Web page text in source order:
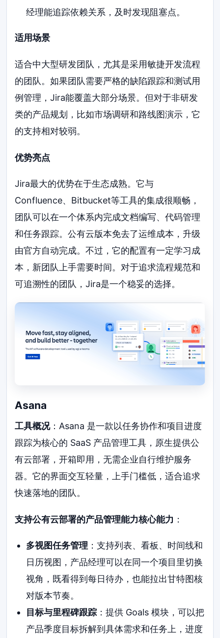
经理能追踪依赖关系，及时发现阻塞点。
适用场景
适合中大型研发团队，尤其是采用敏捷开发流程
的团队。如果团队需要严格的缺陷跟踪和测试用
例管理，Jira能覆盖大部分场景。但对于非研发
类的产品规划，比如市场调研和路线图演示，它
的支持相对较弱。
优势亮点
Jira最大的优势在于生态成熟。它与
Confluence、Bitbucket等工具的集成很顺畅，
团队可以在一个体系内完成文档编写、代码管理
和任务跟踪。公有云版本免去了运维成本，升级
由官方自动完成。不过，它的配置有一定学习成
本，新团队上手需要时间。对于追求流程规范和
可追溯性的团队，Jira是一个稳妥的选择。
Asana
工具概况：Asana 是一款以任务协作和项目进度
跟踪为核心的 SaaS 产品管理工具，原生提供公
有云部署，开箱即用，无需企业自行维护服务
器。它的界面交互轻量，上手门槛低，适合追求
快速落地的团队。
支持公有云部署的产品管理能力核心能力 ：
多视图任务管理 ：支持列表、看板、时间线和
日历视图，产品经理可以在同一个项目里切换
视角，既看得到每日待办，也能拉出甘特图核
对版本节奏。
目标与里程碑跟踪：提供 Goals 模块，可以把
产品季度目标拆解到具体需求和任务上，进度